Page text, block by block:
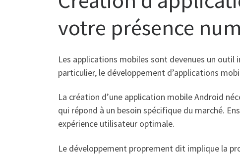
votre présence
Les applications mobiles sont devenues un outil
particulier, le développement d’applications
La création d’une application mobile Android
qui répond à un besoin spécifique du marché.
expérience utilisateur optimale.
Le développement proprement dit implique la